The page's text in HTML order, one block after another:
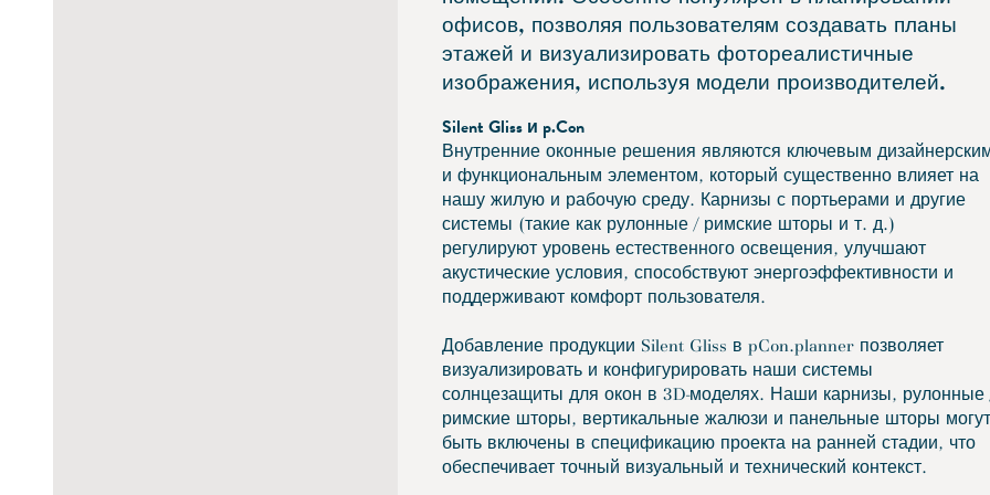
офисов, позволяя пользователям создавать планы
этажей и визуализировать фотореалистичные
изображения, используя модели производителей.
Silent Gliss и p.Con
Внутренние оконные решения являются ключевым
и функциональным элементом, который существенно влияет на
нашу жилую и рабочую среду. Карнизы с портьерами и другие
системы (такие как рулонные / римские шторы и т. д.)
регулируют уровень естественного освещения, улучшают
акустические условия, способствуют энергоэффективности и
поддерживают комфорт пользователя.
Добавление продукции Silent Gliss в pCon.planner позволяет
визуализировать и конфигурировать наши системы
солнцезащиты для окон в 3D-моделях. Наши карнизы, рулонные
римские шторы, вертикальные жалюзи и панельные шторы могут
быть включены в спецификацию проекта на ранней стадии, что
обеспечивает точный визуальный и технический контекст.